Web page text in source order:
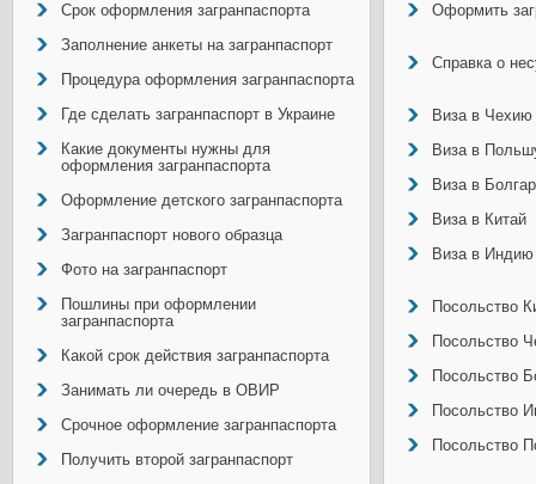
Срок оформления загранпаспорта
Заполнение анкеты на загранпаспорт
Процедура оформления загранпаспорта
Где сделать загранпаспорт в Украине
Какие документы нужны для
оформления загранпаспорта
Оформление детского загранпаспорта
Загранпаспорт нового образца
Фото на загранпаспорт
Пошлины при оформлении
загранпаспорта
Какой срок действия загранпаспорта
Занимать ли очередь в ОВИР
Срочное оформление загранпаспорта
Получить второй загранпаспорт
Оформить
Справка о
Виза в Чехию
Виза в
Виза в
Виза в Китай
Виза в Индию
Посольство
Посольство
Посольство
Посольство
Посольство